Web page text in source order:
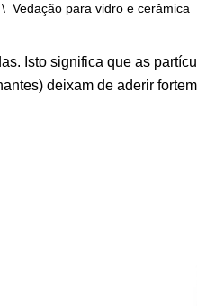
\ Vedação para vidro e cerâmica
Isto significa que as
deixam de aderir